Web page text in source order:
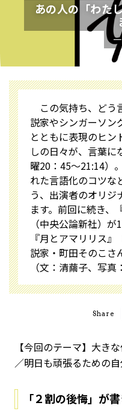
あの人の「わた
この気持ち、ど
説家やシンガーソン
とともに表現のヒン
しの日々が、言葉に
曜20：45～21:14）
れた言語化のコツな
う、出演者のオリジ
ます。前回に続き、
（中央公論新社）
『月とアマリリス
説家・町田そのこさ
（文：清繭子、写真
Share
【今回のテーマ】大き
／明日も頑張るための
「２割の後悔」が